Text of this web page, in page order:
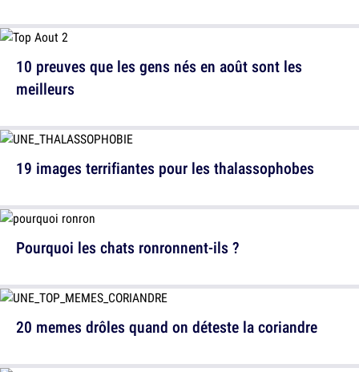
10 preuves que les gens nés en août sont les
meilleurs
Pourquoi les chats ronronnent-ils ?
19 images terrifiantes pour les thalassophobes
20 memes drôles quand on déteste la coriandre